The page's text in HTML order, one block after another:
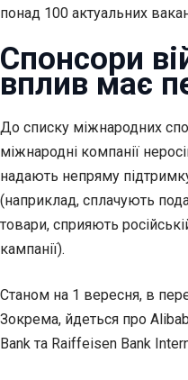
понад 100 актуальних
Спонсори
вплив має
До списку міжнародних
міжнародні компанії
надають непряму
(наприклад, сплачують
товари, сприяють
кампанії).
Станом на 1 вересня, в
Зокрема, йдеться про
Bank та Raiffeisen Bank